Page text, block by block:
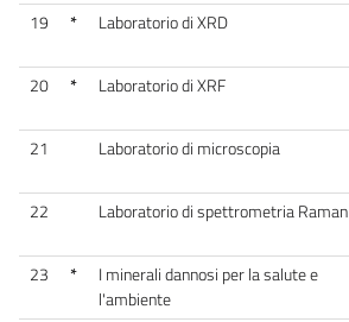
19
* Laboratorio di XRD
20
* Laboratorio di XRF
21
Laboratorio di microscopia
22
Laboratorio di spettrometria Raman
23
*
I minerali dannosi per la salute e
l'ambiente